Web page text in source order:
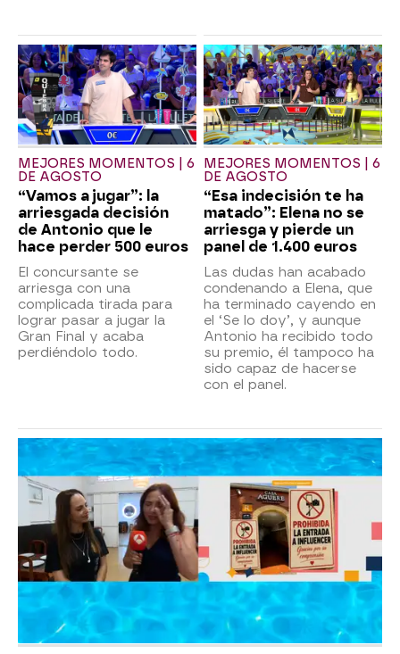
MEJORES MOMENTOS | 6
DE AGOSTO
“Vamos a jugar”: la
arriesgada decisión
de Antonio que le
hace perder 500 euros
El concursante se
arriesga con una
complicada tirada para
lograr pasar a jugar la
Gran Final y acaba
perdiéndolo todo.
MEJORES MOMENTOS | 6
DE AGOSTO
“Esa indecisión te ha
matado”: Elena no se
arriesga y pierde un
panel de 1.400 euros
Las dudas han acabado
condenando a Elena, que
ha terminado cayendo en
el ‘Se lo doy’, y aunque
Antonio ha recibido todo
su premio, él tampoco ha
sido capaz de hacerse
con el panel.